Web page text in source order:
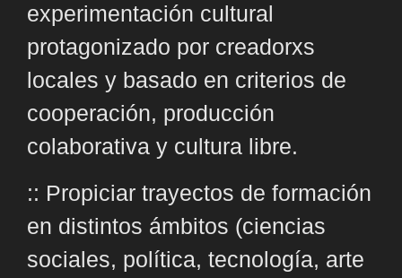
experimentación cultural
protagonizado por creadorxs
locales y basado en criterios de
cooperación, producción
colaborativa y cultura libre.
:: Propiciar trayectos de formación
en distintos ámbitos (ciencias
sociales, política, tecnología, arte